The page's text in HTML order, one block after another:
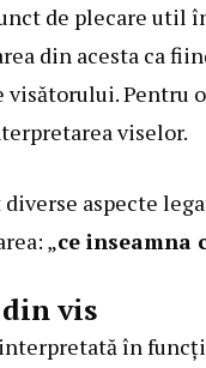
de plecare util
din acesta ca
Pentru
viselor.
aspecte
„ce inseamna
vis
în